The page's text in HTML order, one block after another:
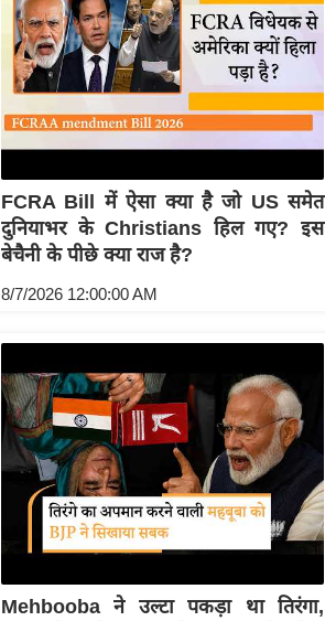
FCRA Bill में ऐसा क्या है जो US समेत
दुनियाभर के Christians हिल गए? इस
बेचैनी के पीछे क्या राज है?
8/7/2026 12:00:00 AM
Mehbooba ने उल्टा पकड़ा था तिरंगा,